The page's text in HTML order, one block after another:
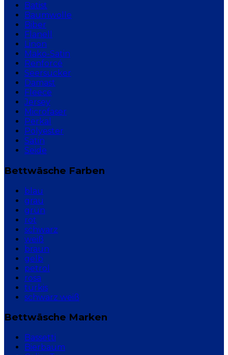
Batist
Baumwolle
Biber
Flanell
Linon
Mako-Satin
Renforcé
Seersucker
Damast
Fleece
Jersey
Microfaser
Perkal
Polyester
Satin
Seide
Bettwäsche Farben
blau
grau
grün
rot
schwarz
weiß
braun
gelb
petrol
rosa
türkis
schwarz weiß
Bettwäsche Marken
Bassetti
Bierbaum